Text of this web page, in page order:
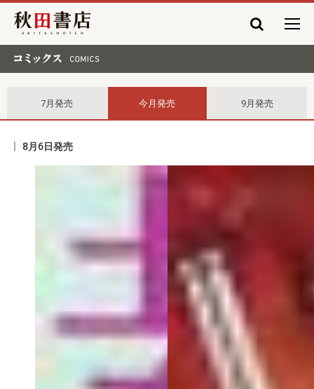
秋田書店
7月発売 今月発売 9月発売
8月6日発売